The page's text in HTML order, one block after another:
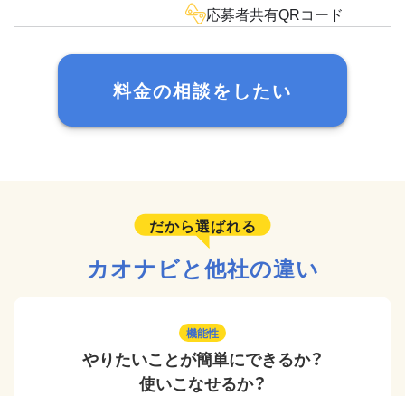
応募者共有QRコード
料金の相談をしたい
だから選ばれる
カオナビと他社の違い
機能性
やりたいことが簡単にできるか？
使いこなせるか？